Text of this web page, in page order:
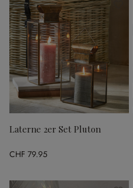
Laterne 2er Set Pluton
CHF 79.95